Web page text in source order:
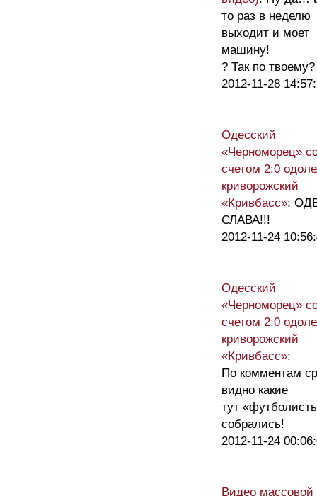
то раз в неделю
выходит и моет
машину!
? Так по
2012-11-28
Одесский
«Черноморец»
счетом 2:0
криворожский
«Кривбасс»:
СЛАВА!!!
2012-11-24
Одесский
«Черноморец»
счетом 2:0
криворожский
«Кривбасс»:
По комментам
видно какие
тут
собрались!
2012-11-24
Видео массовой